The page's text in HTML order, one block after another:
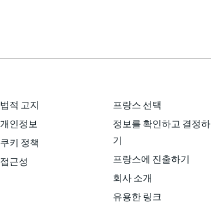
법적 고지
개인정보
쿠키 정책
접근성
프랑스 선택
정보를 확인하고 결정하
기
프랑스에 진출하기
회사 소개
유용한 링크